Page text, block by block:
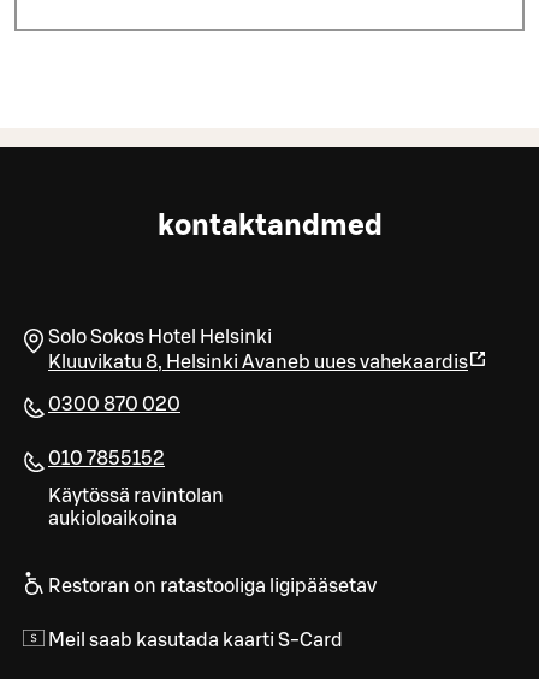
kontaktandmed
Solo Sokos Hotel Helsinki
Kluuvikatu 8, Helsinki Avaneb uues vahekaardis
0300 870 020
010 7855152
Käytössä ravintolan
aukioloaikoina
Restoran on ratastooliga ligipääsetav
Meil saab kasutada kaarti S-Card